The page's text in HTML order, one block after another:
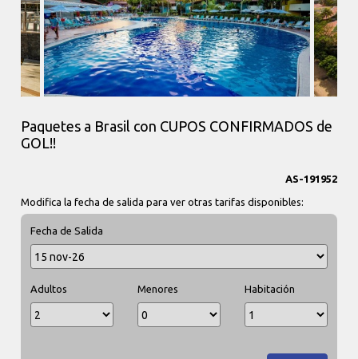
Paquetes a Brasil con CUPOS CONFIRMADOS de
GOL!!
AS-191952
Modifica la fecha de salida para ver otras tarifas disponibles:
Fecha de Salida
Adultos Menores Habitación